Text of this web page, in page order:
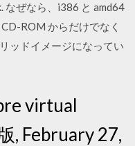
なぜなら、i386 と amd64
ROM からだけでなく
ッドイメージになってい
virtual
, February 27,